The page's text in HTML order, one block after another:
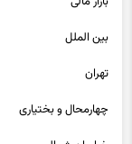
بین الملل
تهران
چهارمحال و بختیاری
خراسان شمالی